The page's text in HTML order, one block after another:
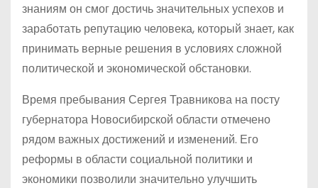
знаниям он смог достичь значительных успехов и
заработать репутацию человека, который знает, как
принимать верные решения в условиях сложной
политической и экономической обстановки.
Время пребывания Сергея Травникова на посту
губернатора Новосибирской области отмечено
рядом важных достижений и изменений. Его
реформы в области социальной политики и
экономики позволили значительно улучшить